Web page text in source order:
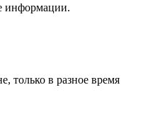
информации.
только в разное время